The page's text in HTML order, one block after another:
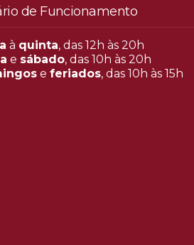
de Funcionamento
à quinta, das 12h às 20h
e sábado, das 10h às 20h
eferiados, das 10h às 15h